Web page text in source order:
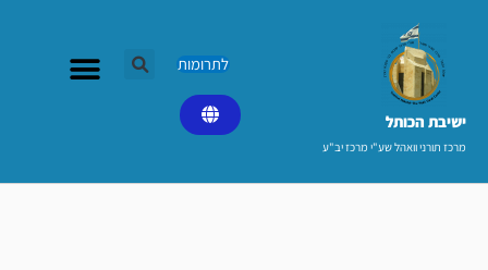
ישיבת הכותל​
מרכז תורני וואהל שע"י מרכז יב"ע
לתרומות